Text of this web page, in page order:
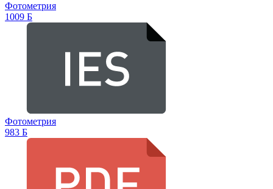
Фотометрия
1009 Б
Фотометрия
983 Б